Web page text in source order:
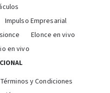
Impulso Empresarial
Elonce en vivo
en vivo
Términos y Condiciones